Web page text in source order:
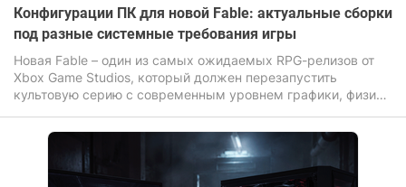
Конфигурации ПК для новой Fable: актуальные сборки
под разные системные требования игры
Новая Fable – один из самых ожидаемых RPG-релизов от
Xbox Game Studios, который должен перезапустить
культовую серию с современным уровнем графики, физики